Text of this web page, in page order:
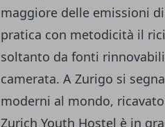
maggiore delle emissioni
pratica con metodicità il
soltanto da fonti
camerata. A Zurigo si
moderni al mondo,
Zurich Youth Hostel è in